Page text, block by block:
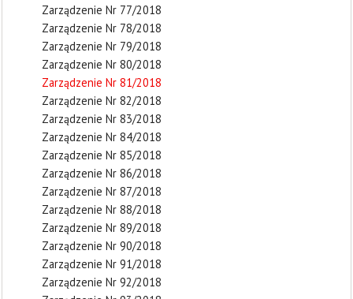
Zarządzenie Nr 77/2018
Zarządzenie Nr 78/2018
Zarządzenie Nr 79/2018
Zarządzenie Nr 80/2018
Zarządzenie Nr 81/2018
Zarządzenie Nr 82/2018
Zarządzenie Nr 83/2018
Zarządzenie Nr 84/2018
Zarządzenie Nr 85/2018
Zarządzenie Nr 86/2018
Zarządzenie Nr 87/2018
Zarządzenie Nr 88/2018
Zarządzenie Nr 89/2018
Zarządzenie Nr 90/2018
Zarządzenie Nr 91/2018
Zarządzenie Nr 92/2018